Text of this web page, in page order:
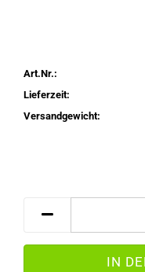
Art.Nr.:
Lieferzeit:
Versandgewicht: